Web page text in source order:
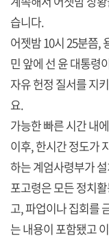
습니다.
어젯밤 10시 25분쯤,
민 앞에 선 윤 대통령
자유 헌정 질서를 지
요.
가능한 빠른 시간 내
이후, 한시간 정도가
하는 계엄사령부가
포고령은 모든 정치
고, 파업이나 집회를
는 내용이 포함됐고